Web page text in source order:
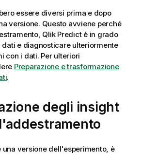
essere diversi prima e dopo
versione. Questo avviene perché
Qlik Predictè in grado
e diagnosticare ulteriormente
con i dati. Per ulteriori
Preparazione e trasformazione
.
degli insight
una versione dell'esperimento, è